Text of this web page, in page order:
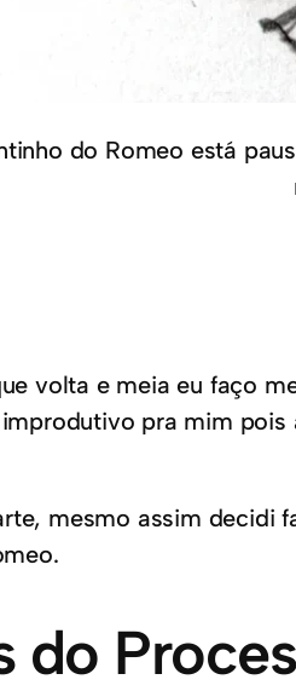
do Romeo está
volta e meia eu faço
pra mim
mesmo assim decidi
do